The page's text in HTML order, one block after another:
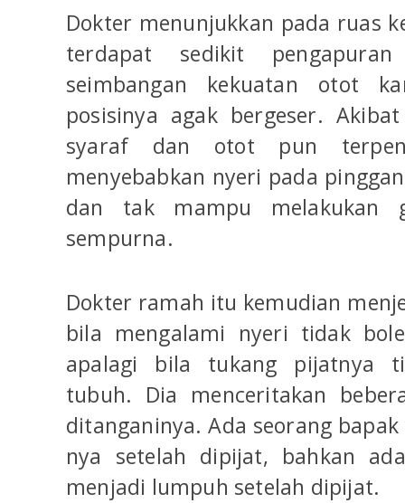
Dokter menunjukkan pada ruas
terdapat sedikit
seimbangan kekuatan otot
posisinya agak bergeser.
syaraf dan otot pun
menyebabkan nyeri pada
dan tak mampu melakukan
sempurna.
Dokter ramah itu kemudian
bila mengalami nyeri tidak
apalagi bila tukang pijatnya
tubuh. Dia menceritakan
ditanganinya. Ada seorang
nya setelah dipijat, bahkan
menjadi lumpuh setelah dipijat.